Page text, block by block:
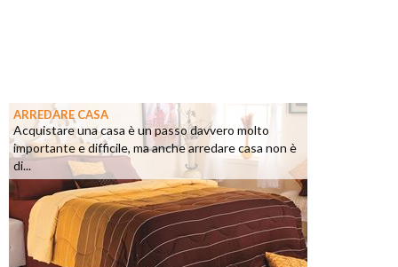
ARREDARE CASA
Acquistare una casa è un passo davvero molto
importante e difficile, ma anche arredare casa non è
di...